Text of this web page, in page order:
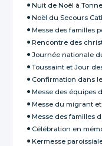
Nuit de Noël à
Noël du Secours
Messe des familles
Rencontre des
Journée nationale
Toussaint et Jour
Confirmation dans
Messe des équipes
Messe du migrant
Messe des familles
Célébration en
Kermesse